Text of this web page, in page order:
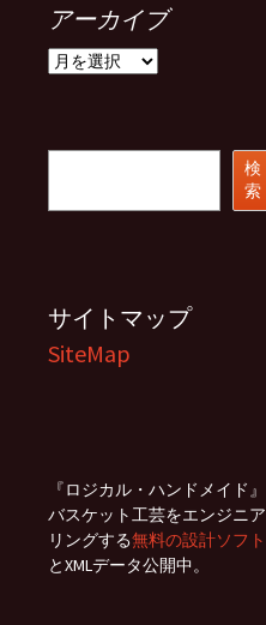
アーカイブ
ア
検
索
サイトマップ
SiteMap
『ロジカル・ハンドメイド』
バスケット工芸をエンジニア
リングする無料の設計ソフト
とXMLデータ公開中。